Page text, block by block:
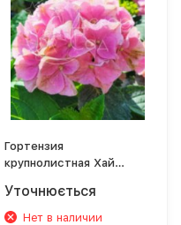
Гортензия
крупнолистная Хай
macrophyll'Hi Mountain'
Уточнюється
Нет в наличии